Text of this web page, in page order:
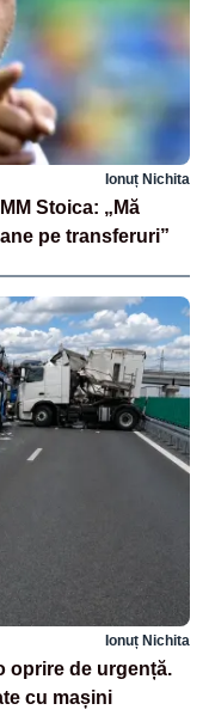
Ionuț Nichita
Stoica: „Mă
pe transferuri”
Ionuț Nichita
oprire de urgență.
cu mașini